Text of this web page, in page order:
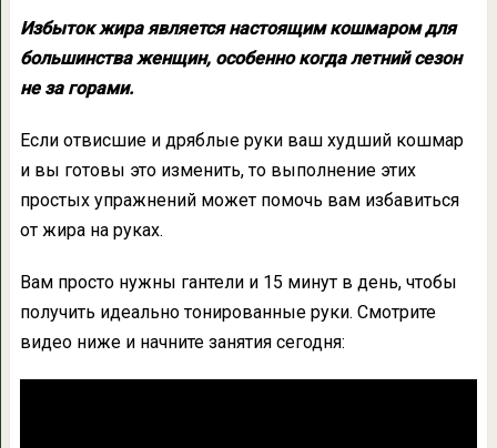
Избыток жира является настоящим кошмаром для
большинства женщин, особенно когда летний сезон
не за горами.
Если отвисшие и дряблые руки ваш худший кошмар
и вы готовы это изменить, то выполнение этих
простых упражнений может помочь вам избавиться
от жира на руках.
Вам просто нужны гантели и 15 минут в день, чтобы
получить идеально тонированные руки. Смотрите
видео ниже и начните занятия сегодня: